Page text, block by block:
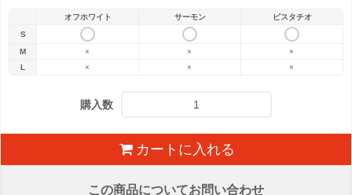
オフホワイト サーモン
ピスタチオ
S
M
× ×
×
L
× × ×
購入数
カートに入れる
この商品についてお問い合わせ